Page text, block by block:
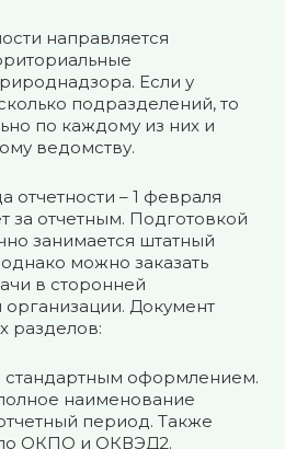
направляется
Если у
подразделений, то
по каждому из них и
ведомству.
отчетности – 1 февраля
за отчетным. Подготовкой
занимается штатный
можно заказать
в сторонней
Документ
разделов:
стандартным оформлением.
наименование
период. Также
ОКПО и ОКВЭД2.